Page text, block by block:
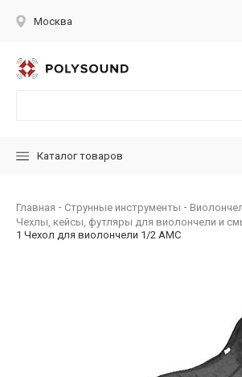
Москва
Каталог товаров
Главная Струнные инструменты
Чехлы, кейсы, футляры для виолончели и
1 Чехол для виолончели 1/2 АМС